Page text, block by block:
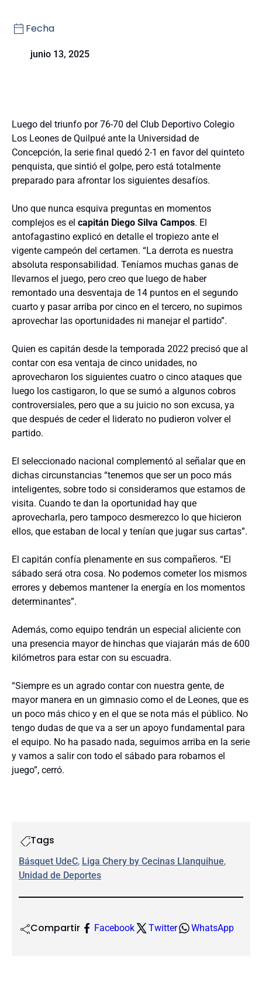
Fecha
junio 13, 2025
Luego del triunfo por 76-70 del Club Deportivo Colegio
Los Leones de Quilpué ante la Universidad de
Concepción, la serie final quedó 2-1 en favor del quinteto
penquista, que sintió el golpe, pero está totalmente
preparado para afrontar los siguientes desafíos.
Uno que nunca esquiva preguntas en momentos
complejos es el capitán Diego Silva Campos. El
antofagastino explicó en detalle el tropiezo ante el
vigente campeón del certamen. “La derrota es nuestra
absoluta responsabilidad. Teníamos muchas ganas de
llevarnos el juego, pero creo que luego de haber
remontado una desventaja de 14 puntos en el segundo
cuarto y pasar arriba por cinco en el tercero, no supimos
aprovechar las oportunidades ni manejar el partido”.
Quien es capitán desde la temporada 2022 precisó que al
contar con esa ventaja de cinco unidades, no
aprovecharon los siguientes cuatro o cinco ataques que
luego los castigaron, lo que se sumó a algunos cobros
controversiales, pero que a su juicio no son excusa, ya
que después de ceder el liderato no pudieron volver el
partido.
El seleccionado nacional complementó al señalar que en
dichas circunstancias “tenemos que ser un poco más
inteligentes, sobre todo si consideramos que estamos de
visita. Cuando te dan la oportunidad hay que
aprovecharla, pero tampoco desmerezco lo que hicieron
ellos, que estaban de local y tenían que jugar sus cartas”.
El capitán confía plenamente en sus compañeros. “El
sábado será otra cosa. No podemos cometer los mismos
errores y debemos mantener la energía en los momentos
determinantes”.
Además, como equipo tendrán un especial aliciente con
una presencia mayor de hinchas que viajarán más de 600
kilómetros para estar con su escuadra.
“Siempre es un agrado contar con nuestra gente, de
mayor manera en un gimnasio como el de Leones, que es
un poco más chico y en el que se nota más el público. No
tengo dudas de que va a ser un apoyo fundamental para
el equipo. No ha pasado nada, seguimos arriba en la serie
y vamos a salir con todo el sábado para robarnos el
juego”, cerró.
Tags
Básquet UdeC, Liga Chery by Cecinas Llanquihue
Unidad de Deportes
Compartir Facebook Twitter WhatsApp